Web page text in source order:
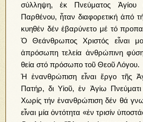
σύλληψη, ἐκ Πνεύματος Ἁγίου
Παρθένου, ἦταν διαφορετική ἀπό
κυηθέν δέν ἐβαρύνετο μέ τό
Ὁ Θεάνθρωπος Χριστός εἶναι
ἀπρόσωπη τελεία ἀνθρώπινη
θεία στό πρόσωπο τοῦ Θεοῦ Λόγου.
Ἡ ἐνανθρώπιση εἶναι ἔργο τῆς
Πατήρ, δι Υἱοῦ, ἐν Ἁγίω Πνεύματι
Χωρίς τήν ἐνανθρώπιση δέν θά
εἶναι μία ὀντότητα «ἐν τρισίν